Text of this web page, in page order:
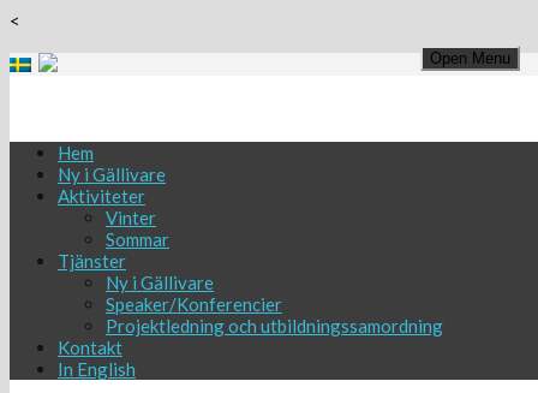
<
Open Menu
Hem
Ny i Gällivare
Aktiviteter
Vinter
Sommar
Tjänster
Ny i Gällivare
Speaker/Konferencier
Projektledning och utbildningssamordning
Kontakt
In English